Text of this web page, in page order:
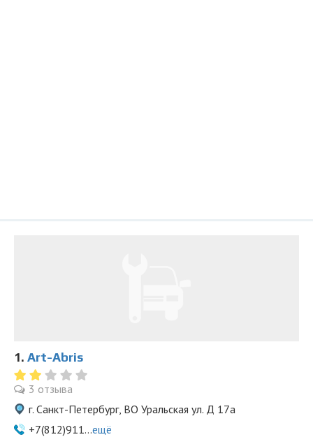
1. Art-Abris
3 отзыва
г. Санкт-Петербург, ВО Уральская ул. Д 17а
+7(812)911...ещё